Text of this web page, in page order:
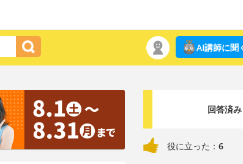
AI講師に聞
回答済み
役に立った： 6